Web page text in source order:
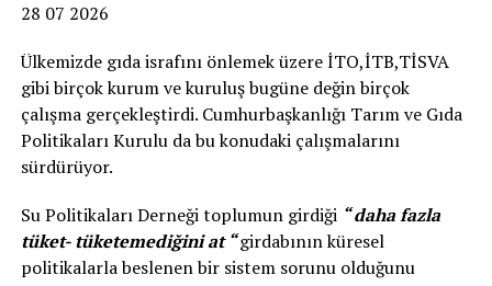
28 07 2026
Ülkemizde gıda israfını önlemek üzere İTO,İTB,TİSVA
gibi birçok kurum ve kuruluş bugüne değin birçok
çalışma gerçekleştirdi. Cumhurbaşkanlığı Tarım ve Gıda
Politikaları Kurulu da bu konudaki çalışmalarını
sürdürüyor.
Su Politikaları Derneği toplumun girdiği “ daha fazla
tüket- tüketemediğini at “girdabının küresel
politikalarla beslenen bir sistem sorunu olduğunu